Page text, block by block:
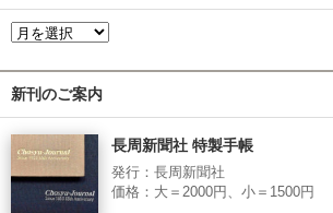
新刊のご案内
長周新聞社 特製手帳
発行：長周新聞社
価格：大＝2000円、小＝1500円